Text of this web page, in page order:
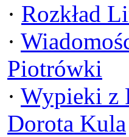
· Rozkład
·
Piotrówki
· Wypieki z
Dorota Kula